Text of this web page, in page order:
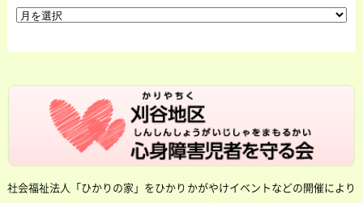
社会福祉法人「ひかりの家」をひかりかがやけイベントなどの開催により